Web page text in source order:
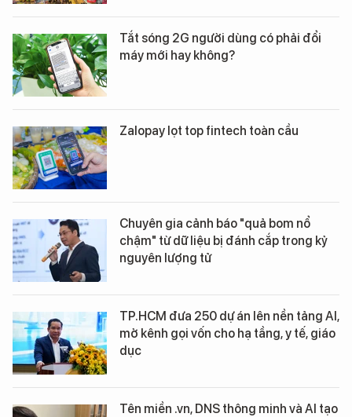
Tắt sóng 2G người dùng có phải đổi
máy mới hay không?
Zalopay lọt top fintech toàn cầu
Chuyên gia cảnh báo "quả bom nổ
chậm" từ dữ liệu bị đánh cắp trong kỷ
nguyên lượng tử
TP.HCM đưa 250 dự án lên nền tảng AI,
mở kênh gọi vốn cho hạ tầng, y tế, giáo
dục
Tên miền .vn, DNS thông minh và AI tạo